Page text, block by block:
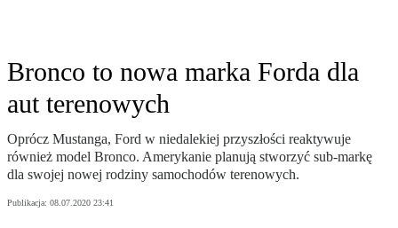
Bronco to nowa marka Forda dla
aut terenowych
Oprócz Mustanga, Ford w niedalekiej przyszłości reaktywuje
również model Bronco. Amerykanie planują stworzyć sub-markę
dla swojej nowej rodziny samochodów terenowych.
Publikacja: 08.07.2020 23:41